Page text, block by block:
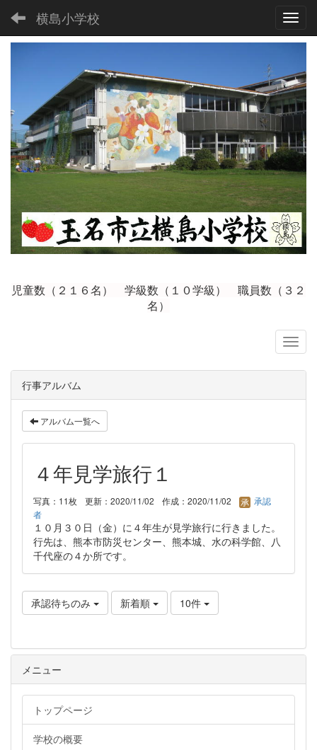
横島小学校
児童数（２１６名） 学級数（１０学級） 職員数（３２
名）
行事アルバム
アルバム一覧へ
４年見学旅行１
写真：11枚 更新：2020/11/02 作成：2020/11/02
承認
者
１０月３０日（金）に４年生が見学旅行に行きました。
行先は、熊本市防災センター、熊本城、水の科学館、八
千代座の４か所です。
承認待ちのみ 新着順 10件
メニュー
トップページ
学校の概要